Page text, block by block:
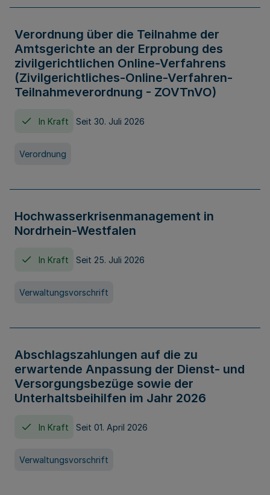
Verordnung über die Teilnahme der
Amtsgerichte an der Erprobung des
zivilgerichtlichen Online-Verfahrens
(Zivilgerichtliches-Online-Verfahren-
Teilnahmeverordnung - ZOVTnVO)
In Kraft Seit 30. Juli 2026
Verordnung
Hochwasserkrisenmanagement in
Nordrhein-Westfalen
In Kraft Seit 25. Juli 2026
Verwaltungsvorschrift
Abschlagszahlungen auf die zu
erwartende Anpassung der Dienst- und
Versorgungsbezüge sowie der
Unterhaltsbeihilfen im Jahr 2026
In Kraft Seit 01. April 2026
Verwaltungsvorschrift